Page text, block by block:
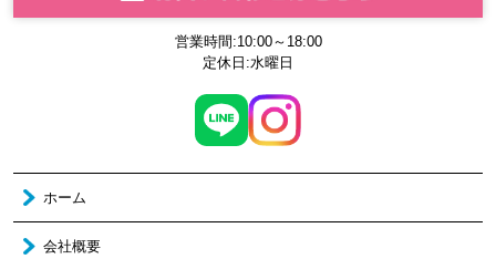
営業時間:10:00～18:00
定休日:水曜日
ホーム
会社概要